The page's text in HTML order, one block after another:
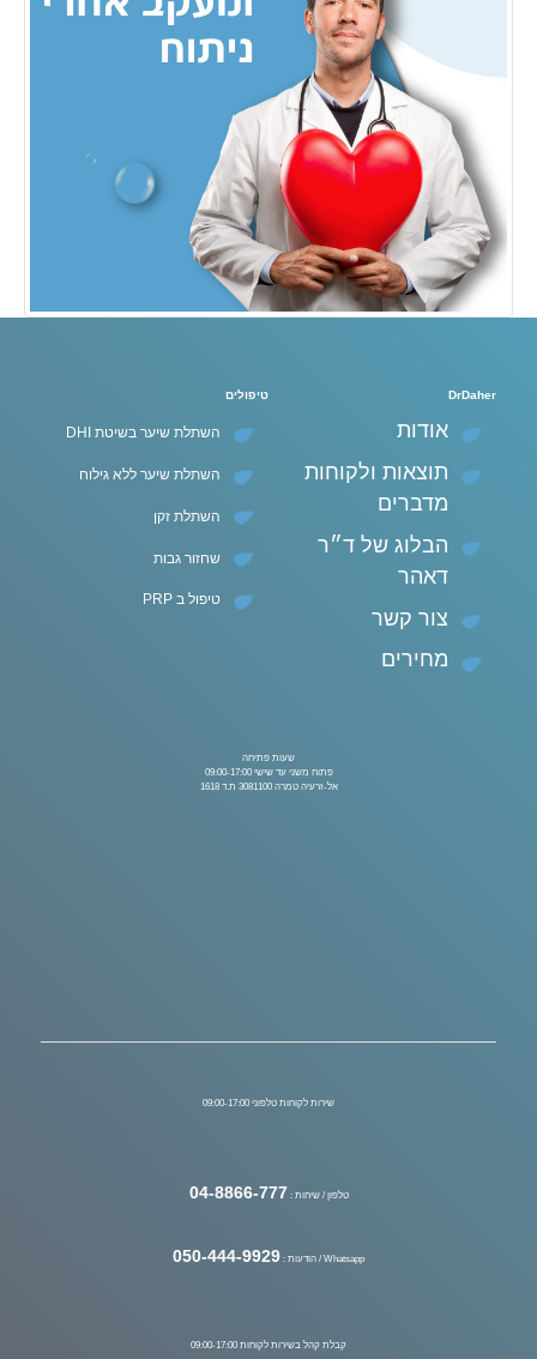
DrDaher
אודות
תוצאות ולקוחות
מדברים
הבלוג של ד״ר
דאהר
צור קשר
מחירים
שעות פתיחה
פתוח משני עד שישי 09:00-17:00
אל-זרעיה טמרה 3081100 ת.ד 1618
שירות לקוחות טלפוני 09:00-17:00
טלפון / שיחות : 04-8866-777
Whatsapp / הודעות : 050-444-9929
קבלת קהל בשירות לקוחות 09:00-17:00
טיפולים
השתלת שיער בשיטת DHI
השתלת שיער ללא גילוח
השתלת זקן
שחזור גבות
טיפול ב PRP